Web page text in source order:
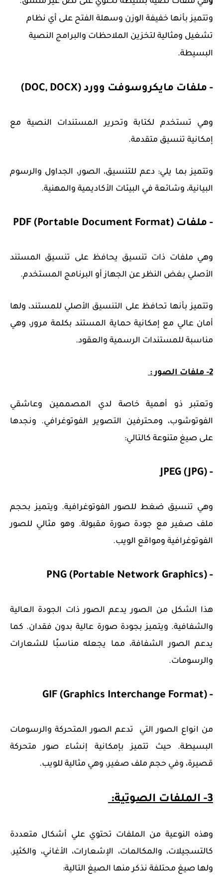
وتتميز بأنها خفيفة الوزن وسهلة الفتح على أي نظام
تشغيل ومثالية لتخزين الملاحظات والبرامج النصية
البسيطة.
- ملفات مايكروسوفت وورد (DOC, DOCX)
وهي تستخدم لكتابة وتحرير المستندات النصية مع
إمكانية تنسيق متقدمة.
وتتميز بما يلي: دعم للتنسيق، الصور، الجداول والرسوم
البيانية، وشائعة في البيئات الأكاديمية والمهنية.
- ملفات PDF (Portable Document Format)
وهي ملفات ذات تنسيق يحافظ على تنسيق المستند
الأصلي بغض النظر عن الجهاز أو البرنامج المستخدم.
وتتميز بأنها تحافظ على التنسيق الأصلي للمستند، ولها
أمان عالي مع إمكانية حماية المستند بكلمة مرور، وهي
مناسبة للمستندات الرسمية والعقود.
2- ملفات الصور :
وتعتبر ذو أهمية خاصة لدي المصممين وعاشقي
الفوتوشوب، ومحترفين التصوير الفوتوغرافي. ونجدها
على صيغ متنوعة كالتالي:
- JPEG (JPG)
وهي تنسيق ضغط للصور الفوتوغرافية. ويتميز بحجم
ملف صغير مع جودة صورة مقبولة. وهو مثالي للصور
الفوتوغرافية ومواقع الويب.
- PNG (Portable Network Graphics)
هذا الشكل من الصور يدعم الصور ذات الجودة العالية
والشفافية. ويتميز بجودة صورة عالية بدون فقدان. كما
يدعم الصور الشفافة، مما يجعله مناسبًا للشعارات
والرسومات.
- GIF (Graphics Interchange Format)
من انواع الصور التي تدعم الصور المتحركة والرسومات
البسيطة. حيث تتميز بإمكانية إنشاء صور متحركة
قصيرة، وفي حجم ملف صغير، وهي مثالية للويب.
3- الملفات الصوتية:
وهذه النوعية من الملفات تحتوي علي أشكال متعددة
كالتسجيلات، والمكالمات، الإشعارات، الأغاني، والكثير.
ولها صيغ محتلفة نذكر منها الصيغ التالية: